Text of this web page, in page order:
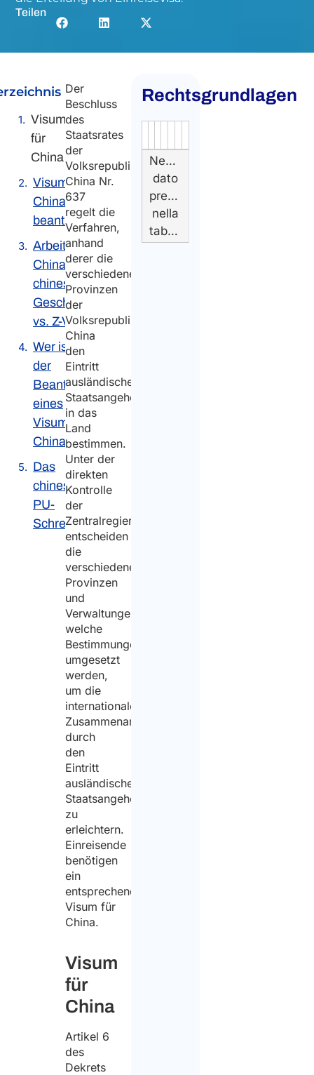
Teilen
Visum
für
China
Visum für
China
beantragen
Arbeiten in
China: Das
chinesische
Geschäftsvisum
vs. Z-Visum
Wer ist von
der
Beantragung
eines
Visums für
China befreit
Das
chinesische
PU-
Schreiben
Der
Beschluss
des
Staatsrates
der
Volksrepublik
China Nr.
637
regelt die
Verfahren,
anhand
derer die
verschiedenen
Provinzen
der
Volksrepublik
China
den
Eintritt
ausländischer
Staatsangehöriger
in das
Land
bestimmen.
Unter der
direkten
Kontrolle
der
Zentralregierung
entscheiden
die
verschiedenen
Provinzen
und
Verwaltungen,
welche
Bestimmungen
umgesetzt
werden,
um die
internationale
Zusammenarbeit
durch
den
Eintritt
ausländischer
Staatsangehöriger
zu
erleichtern.
Einreisende
benötigen
ein
entsprechendes
Visum für
China.
Visum
für
China
Artikel 6
des
Dekrets
Rechtsgrundlagen
Nessun
dato
presente
nella
tabella